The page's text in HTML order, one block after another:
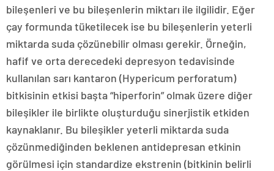
bileşenleri ve bu bileşenlerin miktarı ile ilgilidir. Eğer
çay formunda tüketilecek ise bu bileşenlerin yeterli
miktarda suda çözünebilir olması gerekir. Örneğin,
hafif ve orta derecedeki depresyon tedavisinde
kullanılan sarı kantaron (Hypericum perforatum)
bitkisinin etkisi başta “hiperforin” olmak üzere diğer
bileşikler ile birlikte oluşturduğu sinerjistik etkiden
kaynaklanır. Bu bileşikler yeterli miktarda suda
çözünmediğinden beklenen antidepresan etkinin
görülmesi için standardize ekstrenin (bitkinin belirli